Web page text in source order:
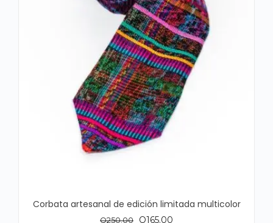
Corbata artesanal de edición limitada multicolor
Q250.00 El
Q165.00